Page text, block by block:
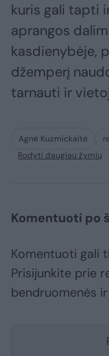
kuris gali tapti
aprangos
kasdienybėje,
džemperį
tarnauti ir
Agnė Kuzmickaitė
Rodyti daugiau žymių
Komentuoti po
Komentuoti gali
Prisijunkite prie
bendruomenės